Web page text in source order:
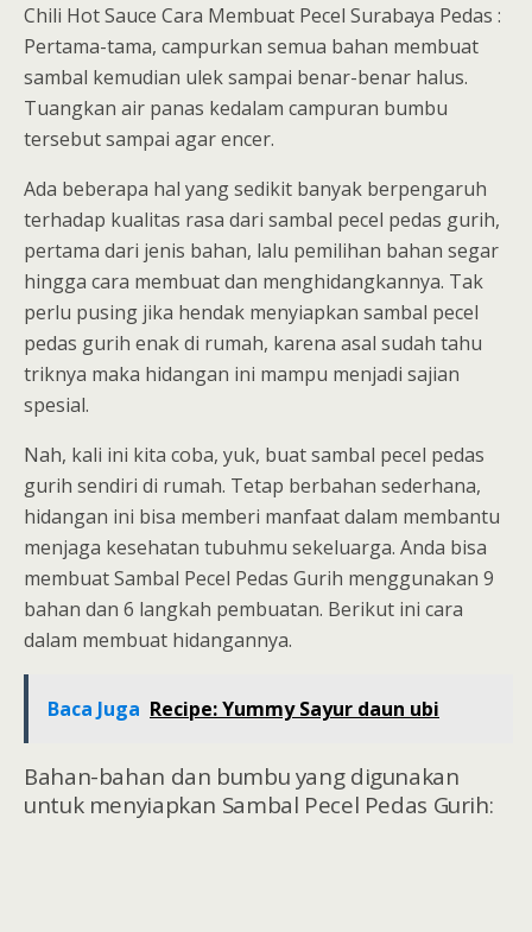
Chili Hot Sauce Cara Membuat Pecel Surabaya Pedas :
Pertama-tama, campurkan semua bahan membuat
sambal kemudian ulek sampai benar-benar halus.
Tuangkan air panas kedalam campuran bumbu
tersebut sampai agar encer.
Ada beberapa hal yang sedikit banyak berpengaruh
terhadap kualitas rasa dari sambal pecel pedas gurih,
pertama dari jenis bahan, lalu pemilihan bahan segar
hingga cara membuat dan menghidangkannya. Tak
perlu pusing jika hendak menyiapkan sambal pecel
pedas gurih enak di rumah, karena asal sudah tahu
triknya maka hidangan ini mampu menjadi sajian
spesial.
Nah, kali ini kita coba, yuk, buat sambal pecel pedas
gurih sendiri di rumah. Tetap berbahan sederhana,
hidangan ini bisa memberi manfaat dalam membantu
menjaga kesehatan tubuhmu sekeluarga. Anda bisa
membuat Sambal Pecel Pedas Gurih menggunakan 9
bahan dan 6 langkah pembuatan. Berikut ini cara
dalam membuat hidangannya.
Baca Juga Recipe: Yummy Sayur daun ubi
Bahan-bahan dan bumbu yang digunakan
untuk menyiapkan Sambal Pecel Pedas Gurih: